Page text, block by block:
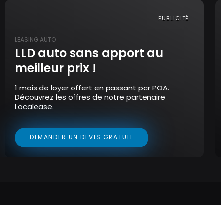
PUBLICITÉ
LEASING AUTO
LLD auto sans apport au
meilleur prix !
1 mois de loyer offert en passant par POA.
Découvrez les offres de notre partenaire
Localease.
DEMANDER UN DEVIS GRATUIT